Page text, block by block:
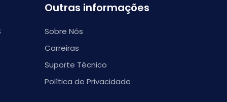
Outras informações
Sobre Nós
Carreiras
Suporte Técnico
Política de Privacidade